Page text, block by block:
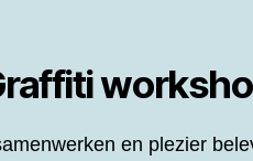
en plezier